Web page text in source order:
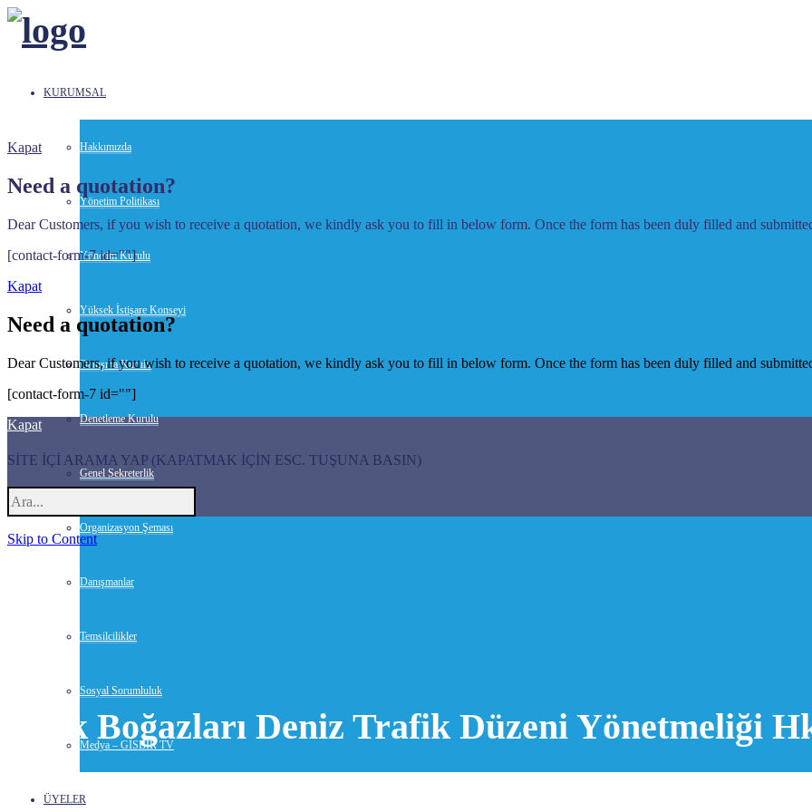
KURUMSAL
Hakkımızda
Yönetim Politikası
Yönetim Kurulu
Yüksek İstişare Konseyi
Danışma Kurulu
Denetleme Kurulu
Genel Sekreterlik
Organizasyon Şeması
Danışmanlar
Temsilcilikler
Sosyal Sorumluluk
Medya – GİSBİR TV
ÜYELER
Kapat
Need a quotation?
Dear Customers, if you wish to receive a quotation, we kindly ask you to fill in below form. Once the form has been duly filled and
[contact-form-7 id=""]
Kapat
Need a quotation?
Dear Customers, if you wish to receive a quotation, we kindly ask you to fill in below form. Once the form has been duly filled and
[contact-form-7 id=""]
Kapat
SİTE İÇİ ARAMA YAP (KAPATMAK İÇİN ESC. TUŞUNA BASIN)
Skip to Content
Türk Boğazları Deniz Trafik Düzeni Yönetmeliği